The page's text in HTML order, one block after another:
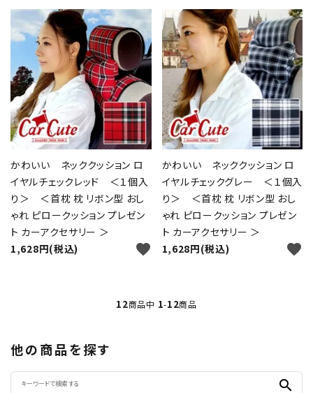
かわいい ネッククッション ロ
イヤルチェックレッド ＜１個入
り＞ ＜首枕 枕 リボン型 おし
ゃれ ピロークッション プレゼン
ト カーアクセサリー ＞
1,628円(税込)
favorite
かわいい ネッククッション ロ
イヤルチェックグレー ＜１個入
り＞ ＜首枕 枕 リボン型 おし
ゃれ ピロークッション プレゼン
ト カーアクセサリー ＞
1,628円(税込)
favorite
12商品中 1-12商品
他の商品を探す
search